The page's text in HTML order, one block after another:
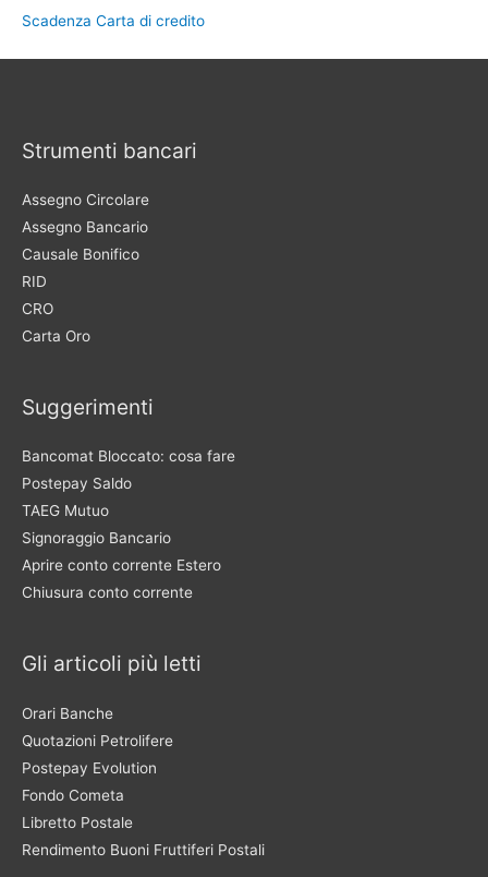
Scadenza Carta di credito
Strumenti bancari
Assegno Circolare
Assegno Bancario
Causale Bonifico
RID
CRO
Carta Oro
Suggerimenti
Bancomat Bloccato: cosa fare
Postepay Saldo
TAEG Mutuo
Signoraggio Bancario
Aprire conto corrente Estero
Chiusura conto corrente
Gli articoli più letti
Orari Banche
Quotazioni Petrolifere
Postepay Evolution
Fondo Cometa
Libretto Postale
Rendimento Buoni Fruttiferi Postali